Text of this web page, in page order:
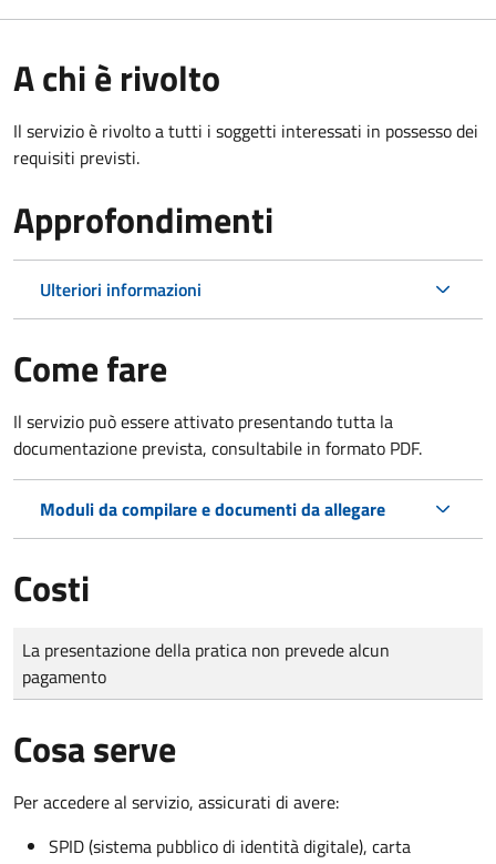
A chi è rivolto
Il servizio è rivolto a tutti i soggetti interessati in possesso dei
requisiti previsti.
Approfondimenti
Ulteriori informazioni
Come fare
Il servizio può essere attivato presentando tutta la
documentazione prevista, consultabile in formato PDF.
Moduli da compilare e documenti da allegare
Costi
Tipo di pagamento
Importo
La presentazione della pratica non prevede alcun
pagamento
Cosa serve
Per accedere al servizio, assicurati di avere:
SPID (sistema pubblico di identità digitale), carta